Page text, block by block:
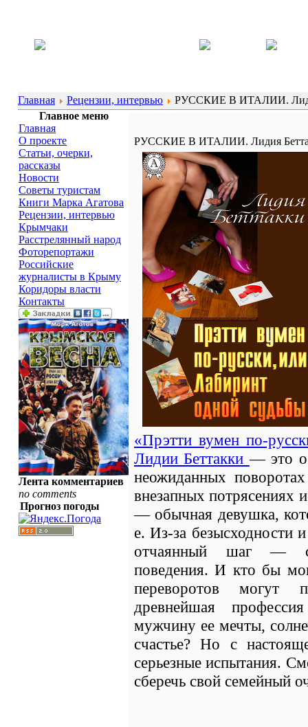
Главная Рецензии, интервью
РУССКИЕ В ИТАЛИИ.
Главное меню
Главная
О проекте
Статьи, очерки,
рассказы
Новости
Советы туристам
Книги Марка Агатова
Рецензии, интервью
Крымчаки
Расстрелянный народ
Фоторепортажи
Российские
журналисты в Крыму
Коридоры власти
Контакты
Лента комментариев
no comments
Прогноз погоды
РУССКИЕ В ИТАЛИИ. Лидия
«Прэтти вумен по-
Лидии Беттакки— это
неожиданных
внезапных потрясениях
— обычная девушка,
е. Из-за безысходности
отчаянный шаг —
поведения. И кто бы
переворотов могут
древнейшая
мужчину ее мечты,
счастье? Но с
серьезные испытания.
сберечь свой семейный